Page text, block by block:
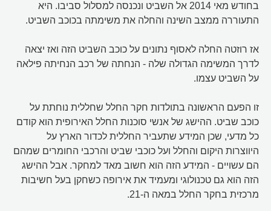
בחודש מאי 2014 אל השביט ונכנסה למסלול סביבו. היא
התעוררה ממצב השינה והחלה את משימתה בכוכב השביט.
אז רוזטה החלה לאסוף נתונים על כוכב השביט הזה ואז יצאה
לדרך המשימה הגדולה שלה - הנחתה של רכב הנחיתה פילאה
על השביט עצמו.
זו הפעם הראשונה בתולדות חקר החלל שחללית נוחתת על
כוכב שביט. ההישג של אנשי סוכנות החלל האירופית הוא קודם
כל מדעי, שכן המידע שתעביר החללית לכדור הארץ על
היווצרות היקום והחלל ועל כוכבי שביט והרכבי החומרים שמהם
הם עשויים - המידע הזה הוא חשוב מאד למחקר. אבל ההישג
הזה הוא גם טכנולוגי ומעמיד את אירופה כשחקן בעל חשיבות
מרכזית בחקר החלל במאה ה-21.